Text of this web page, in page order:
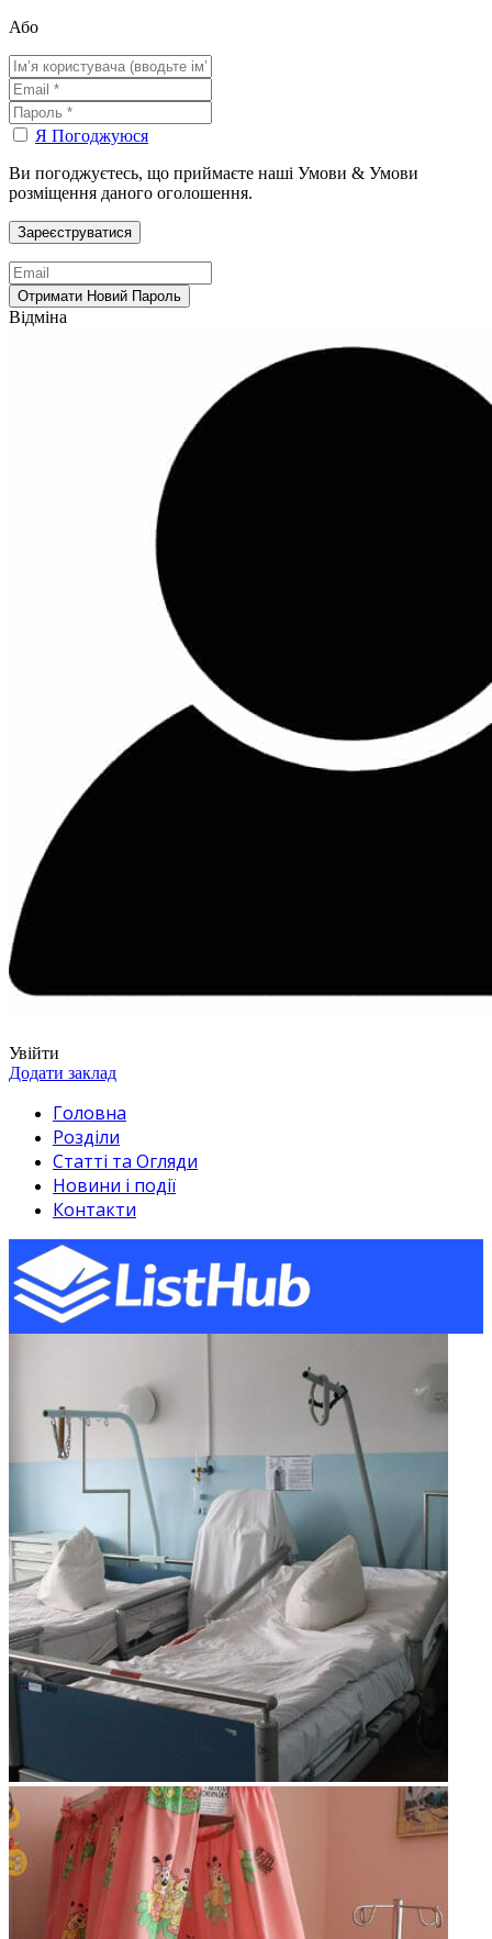
Або
Я Погоджуюся
Ви погоджуєтесь, що приймаєте наші Умови & Умови
розміщення даного оголошення.
Відміна
Увійти
Додати заклад
Головна
Розділи
Статті та Огляди
Новини і події
Контакти